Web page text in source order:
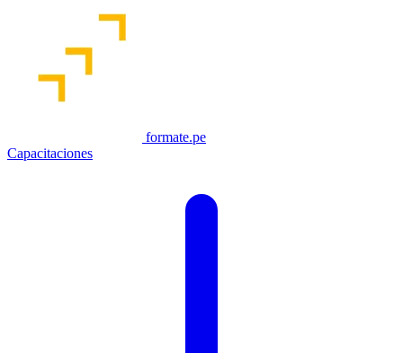
formate.pe
Capacitaciones